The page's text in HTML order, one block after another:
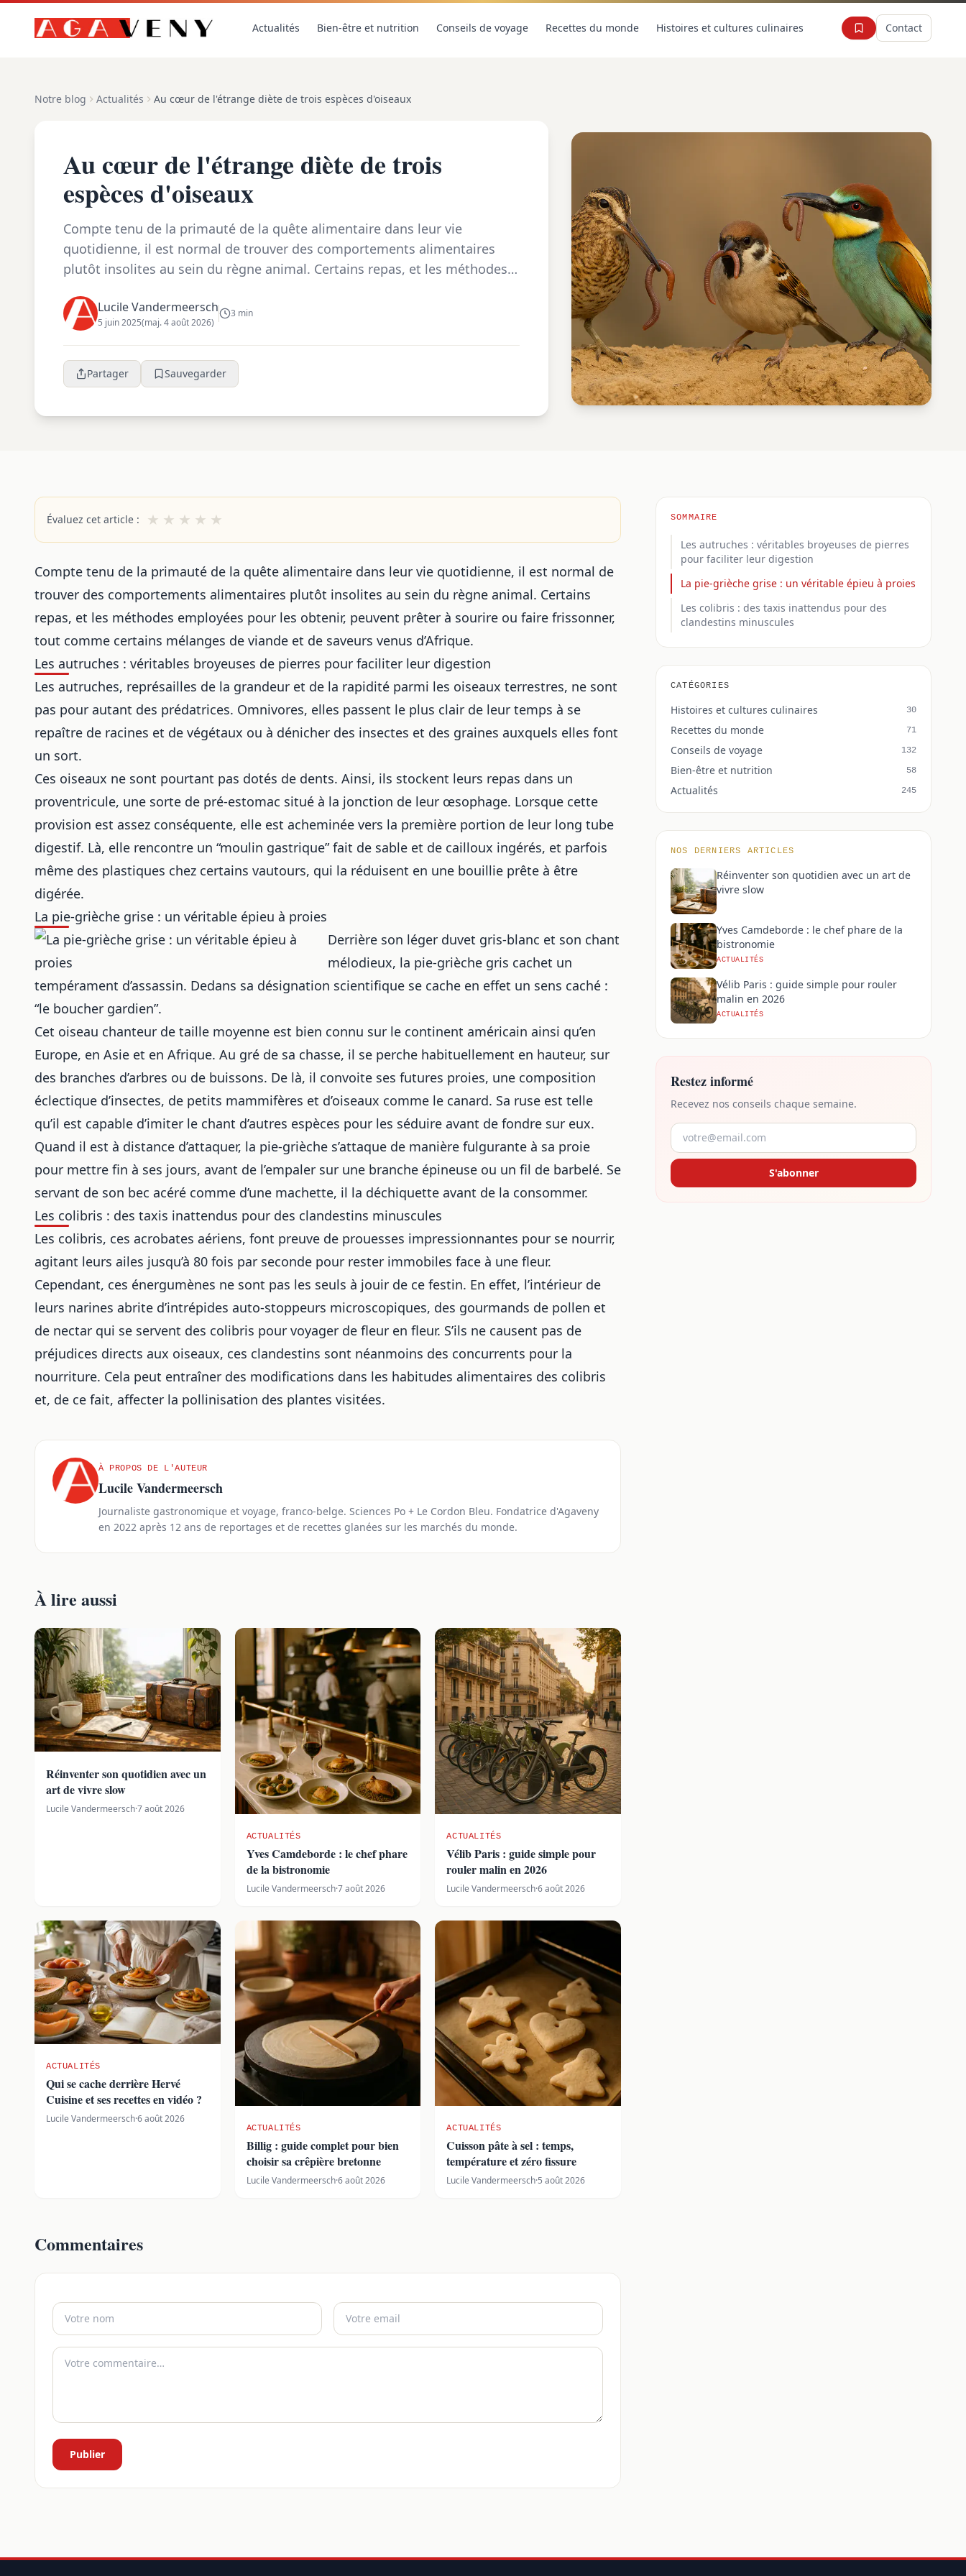
Actualités Bien-être et nutrition Conseils de voyage Recettes du monde Histoires et cultures culinaires Contact
Notre blog Actualités Au cœur de l'étrange diète de trois espèces d'oiseaux
Au cœur de l'étrange diète de trois
espèces d'oiseaux
Compte tenu de la primauté de la quête alimentaire dans leur vie
quotidienne, il est normal de trouver des comportements alimentaires
plutôt insolites au sein du règne animal. Certains repas, et les méthodes
Lucile Vandermeersch
5 juin 2025(maj. 4 août 2026)
3 min
Partager Sauvegarder
Évaluez cet article : ★ ★ ★ ★ ★
Compte tenu de la primauté de la quête alimentaire dans leur vie quotidienne, il est normal de
trouver des comportements alimentaires plutôt insolites au sein du règne animal. Certains
repas, et les méthodes employées pour les obtenir, peuvent prêter à sourire ou faire frissonner,
tout comme certains mélanges de viande et de saveurs venus d’Afrique.
Les autruches : véritables broyeuses de pierres pour faciliter leur digestion
Les autruches, représailles de la grandeur et de la rapidité parmi les oiseaux terrestres, ne sont
pas pour autant des prédatrices. Omnivores, elles passent le plus clair de leur temps à se
repaître de racines et de végétaux ou à dénicher des insectes et des graines auxquels elles font
un sort.
Ces oiseaux ne sont pourtant pas dotés de dents. Ainsi, ils stockent leurs repas dans un
proventricule, une sorte de pré-estomac situé à la jonction de leur œsophage. Lorsque cette
provision est assez conséquente, elle est acheminée vers la première portion de leur long tube
digestif. Là, elle rencontre un “moulin gastrique” fait de sable et de cailloux ingérés, et parfois
même des plastiques chez certains vautours, qui la réduisent en une bouillie prête à être
digérée.
La pie-grièche grise : un véritable épieu à proies
Derrière son léger duvet gris-blanc et son chant
mélodieux, la pie-grièche gris cachet un
tempérament d’assassin. Dedans sa désignation scientifique se cache en effet un sens caché :
“le boucher gardien”.
Cet oiseau chanteur de taille moyenne est bien connu sur le continent américain ainsi qu’en
Europe, en Asie et en Afrique. Au gré de sa chasse, il se perche habituellement en hauteur, sur
des branches d’arbres ou de buissons. De là, il convoite ses futures proies, une composition
éclectique d’insectes, de petits mammifères et d’oiseaux comme le canard. Sa ruse est telle
qu’il est capable d’imiter le chant d’autres espèces pour les séduire avant de fondre sur eux.
Quand il est à distance d’attaquer, la pie-grièche s’attaque de manière fulgurante à sa proie
pour mettre fin à ses jours, avant de l’empaler sur une branche épineuse ou un fil de barbelé. Se
servant de son bec acéré comme d’une machette, il la déchiquette avant de la consommer.
Les colibris : des taxis inattendus pour des clandestins minuscules
Les colibris, ces acrobates aériens, font preuve de prouesses impressionnantes pour se nourrir,
agitant leurs ailes jusqu’à 80 fois par seconde pour rester immobiles face à une fleur.
Cependant, ces énergumènes ne sont pas les seuls à jouir de ce festin. En effet, l’intérieur de
leurs narines abrite d’intrépides auto-stoppeurs microscopiques, des gourmands de pollen et
de nectar qui se servent des colibris pour voyager de fleur en fleur. S’ils ne causent pas de
préjudices directs aux oiseaux, ces clandestins sont néanmoins des concurrents pour la
nourriture. Cela peut entraîner des modifications dans les habitudes alimentaires des colibris
et, de ce fait, affecter la pollinisation des plantes visitées.
À PROPOS DE L'AUTEUR
Lucile Vandermeersch
Journaliste gastronomique et voyage, franco-belge. Sciences Po + Le Cordon Bleu. Fondatrice d'Agaveny
en 2022 après 12 ans de reportages et de recettes glanées sur les marchés du monde.
À lire aussi
Réinventer son quotidien avec un
art de vivre slow
Lucile Vandermeersch·7 août 2026
ACTUALITÉS
Yves Camdeborde : le chef phare
de la bistronomie
Lucile Vandermeersch·7 août 2026
ACTUALITÉS
Vélib Paris : guide simple pour
rouler malin en 2026
Lucile Vandermeersch·6 août 2026
ACTUALITÉS
Qui se cache derrière Hervé
Cuisine et ses recettes en vidéo ?
Lucile Vandermeersch·6 août 2026
ACTUALITÉS
Billig : guide complet pour bien
choisir sa crêpière bretonne
Lucile Vandermeersch·6 août 2026
ACTUALITÉS
Cuisson pâte à sel : temps,
température et zéro fissure
Lucile Vandermeersch·5 août 2026
Commentaires
Publier
SOMMAIRE
Les autruches : véritables broyeuses de pierres
pour faciliter leur digestion
La pie-grièche grise : un véritable épieu à proies
Les colibris : des taxis inattendus pour des
clandestins minuscules
CATÉGORIES
Histoires et cultures culinaires 30
Recettes du monde 71
Conseils de voyage 132
Bien-être et nutrition 58
Actualités 245
NOS DERNIERS ARTICLES
Réinventer son quotidien avec un art de
vivre slow
Yves Camdeborde : le chef phare de la
bistronomie
ACTUALITÉS
Vélib Paris : guide simple pour rouler
malin en 2026
ACTUALITÉS
Restez informé
Recevez nos conseils chaque semaine.
S'abonner